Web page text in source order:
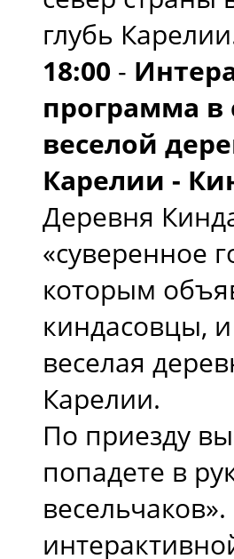
глубь
18:00 -
программа в
веселой
Карелии -
Деревня
«суверенное
которым
киндасовцы,
веселая
Карелии.
По приезду
попадете в